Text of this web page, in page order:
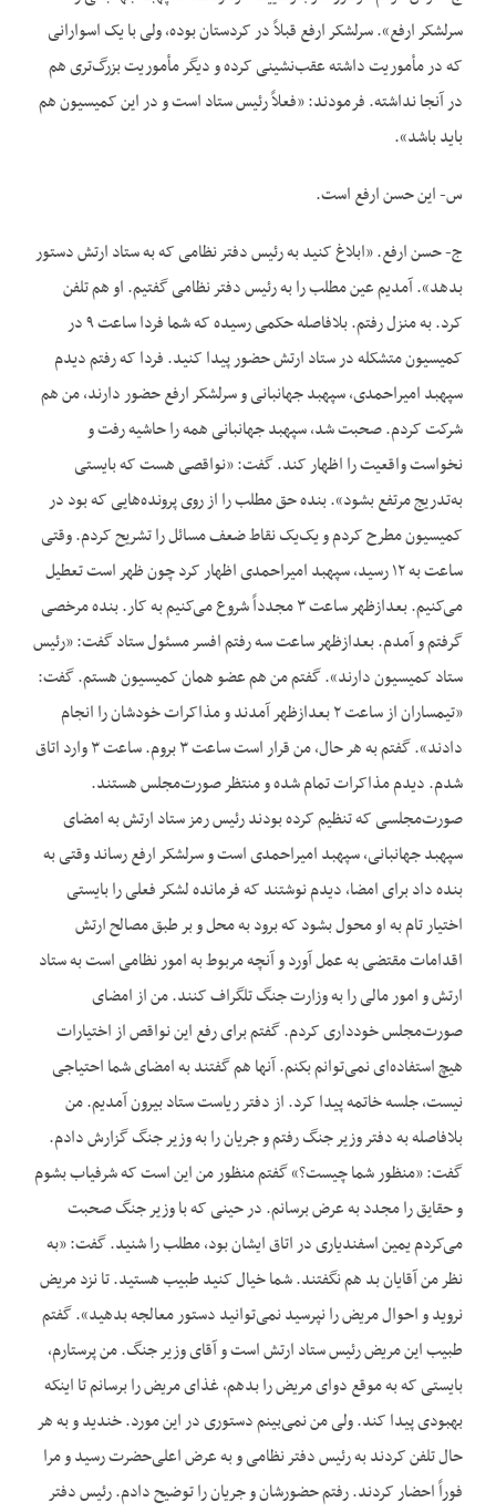
سرلشکر ارفع». سرلشکر ارفع قبلاً در کردستان بوده، ولی با یک اسوارانی
که در مأموریت داشته عقب‌نشینی کرده و دیگر مأموریت بزرگ‌تری هم
در آنجا نداشته. فرمودند: «فعلاً رئیس ستاد است و در این کمیسیون هم
باید باشد».
س- این حسن ارفع است.
ج- حسن ارفع. «ابلاغ کنید به رئیس دفتر نظامی که به ستاد ارتش دستور
بدهد». آمدیم عین مطلب را به رئیس دفتر نظامی گفتیم. او هم تلفن
کرد. به منزل رفتم. بلافاصله حکمی رسیده که شما فردا ساعت ۹ در
کمیسیون متشکله در ستاد ارتش حضور پیدا کنید. فردا که رفتم دیدم
سپهبد امیراحمدی، سپهبد جهانبانی و سرلشکر ارفع حضور دارند، من هم
شرکت کردم. صحبت شد، سپهبد جهانبانی همه را حاشیه رفت و
نخواست واقعیت را اظهار کند. گفت: «نواقصی هست که بایستی
به‌تدریج مرتفع بشود». بنده حق مطلب را از روی پرونده‌هایی که بود در
کمیسیون مطرح کردم و یک‌یک نقاط ضعف مسائل را تشریح کردم. وقتی
ساعت به ۱۲ رسید، سپهبد امیراحمدی اظهار کرد چون ظهر است تعطیل
می‌کنیم. بعدازظهر ساعت ۳ مجدداً شروع می‌کنیم به کار. بنده مرخصی
گرفتم و آمدم. بعدازظهر ساعت سه رفتم افسر مسئول ستاد گفت: «رئیس
ستاد کمیسیون دارند». گفتم من هم عضو همان کمیسیون هستم. گفت:
«تیمساران از ساعت ۲ بعدازظهر آمدند و مذاکرات خودشان را انجام
دادند». گفتم به هر حال، من قرار است ساعت ۳ بروم. ساعت ۳ وارد اتاق
شدم. دیدم مذاکرات تمام شده و منتظر صورت‌مجلس هستند.
صورت‌مجلسی که تنظیم کرده بودند رئیس رمز ستاد ارتش به امضای
سپهبد جهانبانی، سپهبد امیراحمدی است و سرلشکر ارفع رساند وقتی به
بنده داد برای امضا، دیدم نوشتند که فرمانده لشکر فعلی را بایستی
اختیار تام به او محول بشود که برود به محل و بر طبق مصالح ارتش
اقدامات مقتضی به عمل آورد و آنچه مربوط به امور نظامی است به ستاد
ارتش و امور مالی را به وزارت جنگ تلگراف کنند. من از امضای
صورت‌مجلس خودداری کردم. گفتم برای رفع این نواقص از اختیارات
هیچ استفاده‌ای نمی‌توانم بکنم. آنها هم گفتند به امضای شما احتیاجی
نیست، جلسه خاتمه پیدا کرد. از دفتر ریاست ستاد بیرون آمدیم. من
بلافاصله به دفتر وزیر جنگ رفتم و جریان را به وزیر جنگ گزارش دادم.
گفت: «منظور شما چیست؟» گفتم منظور من این است که شرفیاب بشوم
و حقایق را مجدد به عرض برسانم. در حینی که با وزیر جنگ صحبت
می‌کردم یمین اسفندیاری در اتاق ایشان بود، مطلب را شنید. گفت: «به
نظر من آقایان بد هم نگفتند. شما خیال کنید طبیب هستید. تا نزد مریض
نروید و احوال مریض را نپرسید نمی‌توانید دستور معالجه بدهید». گفتم
طبیب این مریض رئیس ستاد ارتش است و آقای وزیر جنگ. من پرستارم،
بایستی که به موقع دوای مریض را بدهم، غذای مریض را برسانم تا اینکه
بهبودی پیدا کند. ولی من نمی‌بینم دستوری در این مورد. خندید و به هر
حال تلفن کردند به رئیس دفتر نظامی و به عرض اعلی‌حضرت رسید و مرا
فوراً احضار کردند. رفتم حضورشان و جریان را توضیح دادم. رئیس دفتر